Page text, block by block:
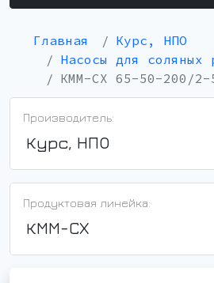
Главная
Курс, НПО
Насосы для соляных
КММ-СХ 65-50-200/2-
Производитель:
Курс, НПО
Продуктовая линейка:
КММ-СХ